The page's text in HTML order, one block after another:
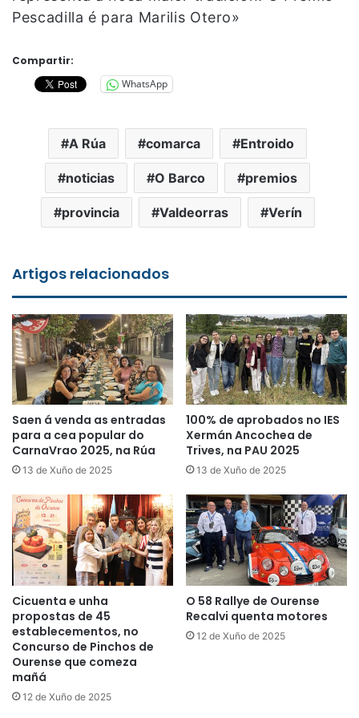
Pescadilla é para Marilis Otero»
Compartir:
WhatsApp
A Rúa comarca Entroido
noticias O Barco premios
provincia Valdeorras Verín
Artigos relacionados
Saen á venda as entradas
para a cea popular do
CarnaVrao 2025, na Rúa
13 de Xuño de 2025
100% de aprobados no IES
Xermán Ancochea de
Trives, na PAU 2025
13 de Xuño de 2025
Cicuenta e unha
propostas de 45
establecementos, no
Concurso de Pinchos de
Ourense que comeza
mañá
12 de Xuño de 2025
O 58 Rallye de Ourense
Recalvi quenta motores
12 de Xuño de 2025